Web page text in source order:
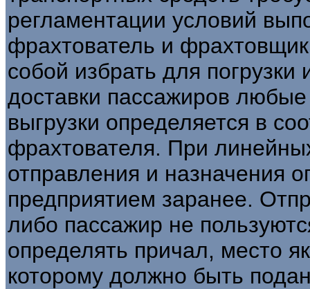
регламентации условий
фрахтователь и
собой избрать для
доставки пассажиров
выгрузки определяется в
фрахтователя. При
отправления и назначения
предприятием заранее.
либо пассажир не
определять причал, место
которому должно быть